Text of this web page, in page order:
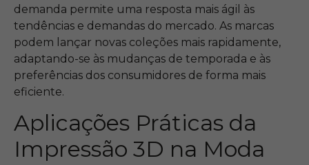
demanda permite uma resposta mais ágil às
tendências e demandas do mercado. As marcas
podem lançar novas coleções mais rapidamente,
adaptando-se às mudanças de temporada e às
preferências dos consumidores de forma mais
eficiente.
Aplicações Práticas da
Impressão 3D na Moda